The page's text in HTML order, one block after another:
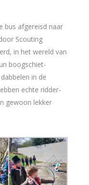
bus afgereisd naar
Scouting
in het wereld van
boogschiet-
in de
echte ridder-
gewoon lekker